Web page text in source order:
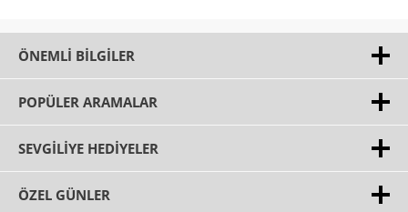
ÖNEMLI BILGILER
POPÜLER ARAMALAR
SEVGILIYE HEDIYELER
ÖZEL GÜNLER